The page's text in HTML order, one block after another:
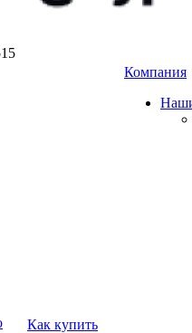
Как купить
Компания